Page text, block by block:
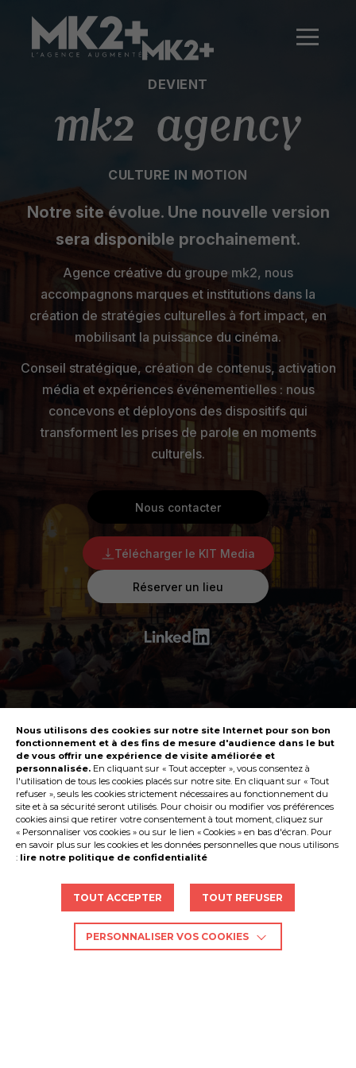
DEVIENT
CULTURE IN MOTION
Notre site évolue. Une nouvelle version
sera disponible prochainement.
Agence créative du groupe mk2, nous
accompagnons marques et institutions dans la
création de stratégies culturelles à fort impact, en
mobilisant la puissance du cinéma.
Conseil stratégique, création de contenus, activation
média et expériences événementielles : nous
concevons et déployons des dispositifs qui
transforment les prises de parole en moments
culturels.
Nous contacter
Télécharger le KIT Media
Réserver un lieu
Nous utilisons des cookies sur notre site Internet pour son bon
fonctionnement et à des fins de mesure d'audience dans le but
de vous offrir une expérience de visite améliorée et
personnalisée. En cliquant sur « Tout accepter », vous consentez à
l'utilisation de tous les cookies placés sur notre site. En cliquant sur « Tout
refuser », seuls les cookies strictement nécessaires au fonctionnement du
site et à sa sécurité seront utilisés. Pour choisir ou modifier vos préférences
cookies ainsi que retirer votre consentement à tout moment, cliquez sur
« Personnaliser vos cookies » ou sur le lien « Cookies » en bas d'écran. Pour
en savoir plus sur les cookies et les données personnelles que nous utilisons
: lire notre politique de confidentialité
TOUT ACCEPTER TOUT REFUSER
PERSONNALISER VOS COOKIES